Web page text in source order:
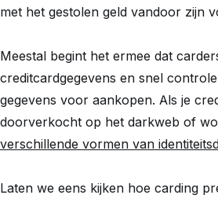
met het gestolen geld vandoor zijn
Meestal begint het ermee dat
creditcardgegevens en snel
gegevens voor aankopen. Als je
doorverkocht op het darkweb of
verschillende vormen van
Laten we eens kijken hoe carding